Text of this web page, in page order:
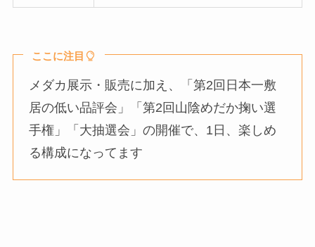
ここに注目
メダカ展示・販売に加え、「第2回日本一敷
居の低い品評会」「第2回山陰めだか掬い選
手権」「大抽選会」の開催で、1日、楽しめ
る構成になってます